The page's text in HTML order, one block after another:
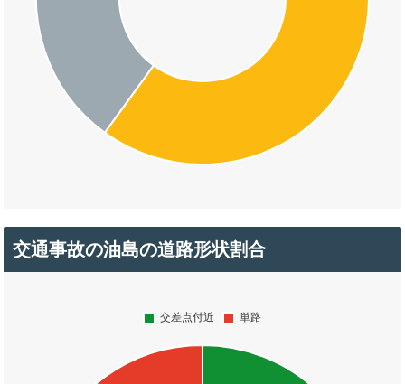
交通事故の油島の道路形状割合